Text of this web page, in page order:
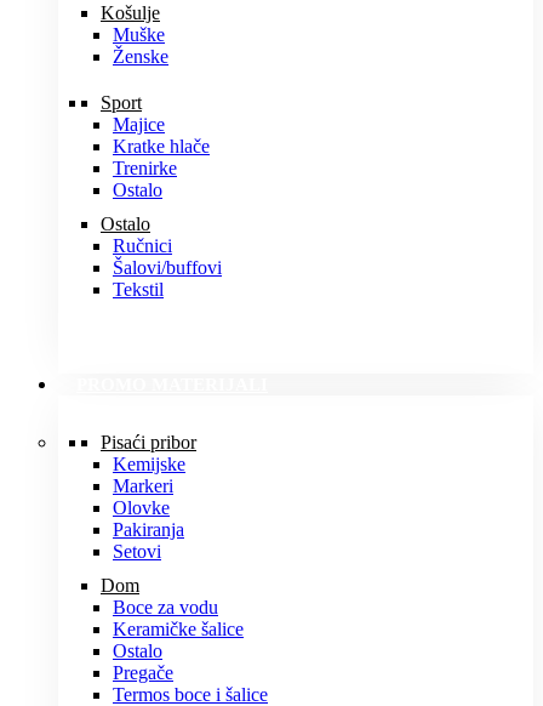
Košulje
Muške
Ženske
Sport
Majice
Kratke hlače
Trenirke
Ostalo
Ostalo
Ručnici
Šalovi/buffovi
Tekstil
Pisaći pribor
Kemijske
Markeri
Olovke
Pakiranja
Setovi
Dom
Boce za vodu
Keramičke šalice
Ostalo
Pregače
Termos boce i šalice